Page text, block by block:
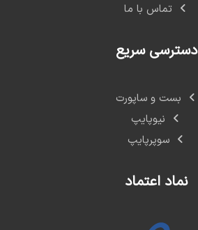
تماس با ما
دسترسی سریع
بست و ساپورت
نیوپایپ
سوپرپایپ
نماد اعتماد